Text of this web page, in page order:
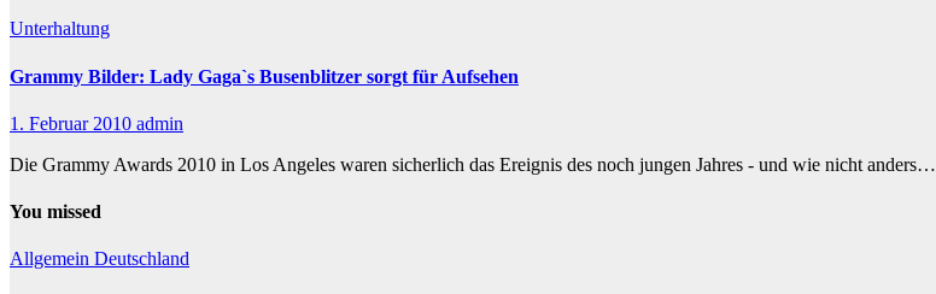
Unterhaltung
Grammy Bilder: Lady Gaga`s Busenblitzer sorgt für Aufsehen
1. Februar 2010 admin
Die Grammy Awards 2010 in Los Angeles waren sicherlich das Ereignis des noch jungen Jahres - und wie nicht anders…
You missed
Allgemein Deutschland